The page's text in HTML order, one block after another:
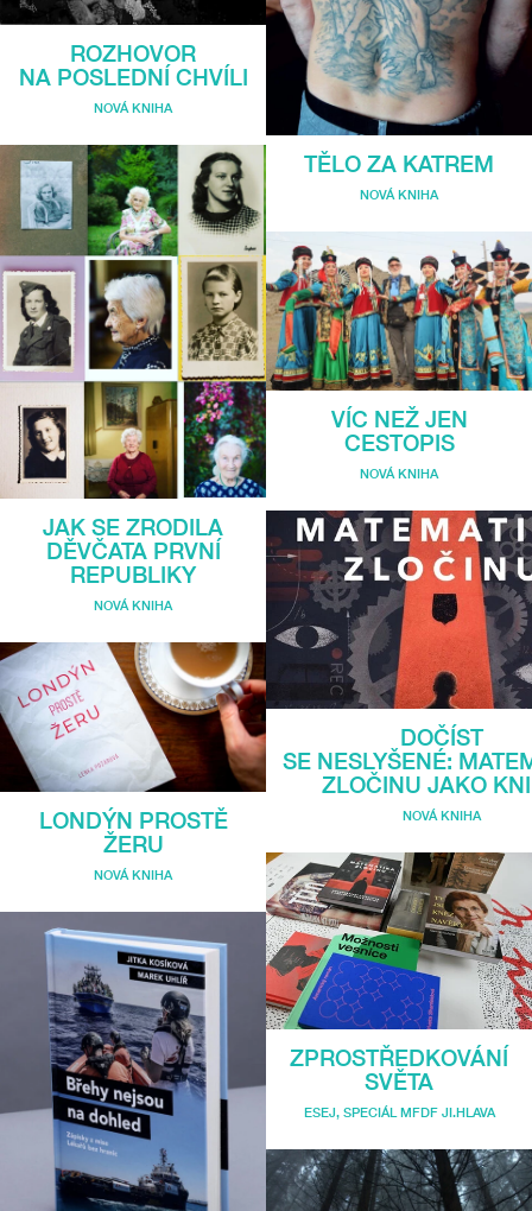
ROZHOVOR
NA POSLEDNÍ CHVÍLI
NOVÁ KNIHA
JAK SE ZRODILA
DĚVČATA PRVNÍ
REPUBLIKY
NOVÁ KNIHA
LONDÝN PROSTĚ
ŽERU
NOVÁ KNIHA
TĚLO ZA KATREM
NOVÁ KNIHA
VÍC NEŽ JEN
CESTOPIS
NOVÁ KNIHA
DOČÍST
SE NESLYŠENÉ:
ZLOČINU JAKO
NOVÁ KNIHA
ZPROSTŘEDKOVÁNÍ
SVĚTA
ESEJ, SPECIÁL MFDF JI.HLAVA